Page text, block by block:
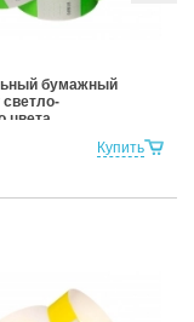
Купить
бумажный
светло-
цвета